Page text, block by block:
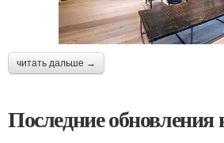
читать дальше →
Последние обновления